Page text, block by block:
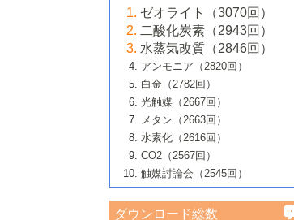
大学：オンライン・対面開催）
6号 メタン転換技術の最新動向
B号 第125回触媒討論会（2020年・工学
院大学）
5号 固体触媒による含窒素有機化合物変
換の最前線
6号 貴金属使用量低減に向けた自動車排
ガス浄化触媒の開発
B号 第123回触媒討論会（2019年・大阪
B号 第121回触媒討論会（2018年・東京
大学）
5号 水素のふるまいを解き明かす最先端
研究
6号 低級アルカンの有効利用のための触
媒技術
B号 第119回触媒討論会（2017年・首都
大学東京）
媒技術
3号 触媒研究の最先端～とびたて若き研究
者たち～（1）
4号 触媒研究の最先端～とびたて若き研究
者たち～（2）
5号 触媒研究の最先端～とびたて若き研究
者たち～（3）
6号 イオニクス材料と燃料電池・電解合成
の最新の研究動向
B号 第117回触媒討論会（2016年・大阪府
立大学）
2号 石油精製用触媒の最近の進展
3号 固体酸化物形燃料電池（SOFC）におけ
るアノード触媒上での燃料直接改質技術
4号 コアシェル構造の制御による触媒機能
5号 工業触媒およびその周辺技術の最近の
進歩
6号 ナノシート
B号 第115回触媒討論会（2015年・成蹊大
2号 光触媒反応機構に関する最新の研究動
向
開発動向
4号 人工光合成に向けた近年のアプローチ
5号 未利用熱エネルギーの有効活用に貢献
する触媒技術
6号 ポリオキソメタレート
B号 第113回触媒討論会（2014年・ロワジ
ールホテル豊橋）
1号 高耐久性燃料電池システム用触媒にお
ける新展開
2号 リビングラジカル重合の最近の動向
3号 天然ガスの化学工業的展開に関する触
媒技術
4号 貴金属触媒の精密構造制御とその活用
5号 バイオマス化成品製造のための固体触
6号 ナノ空間─吸着状態解析から新機能開拓
▼54巻（2012年）
1号 規則性多孔体の利用技術における最近
の進歩
2号 第109回触媒討論会
3号 貴金属低減技術の最新動向
4号 貴金属代替技術の最新動向
5号 光触媒による物質変換反応の新展開
6号 グラフェン
7号 水素を利用する化成品合成の新潮流
▼53巻（2011年）
1号 金属学から見る合金触媒の新展開
2号 第107回触媒討論会
3号 触媒のその場観察法の進歩（１）
4号 触媒のその場観察法の進歩（２）
5号 不活性結合の触媒的活性化による有機
合成
6号 新しい固体酸触媒技術
▼52巻（2010年）
1号 触媒の劣化対策と長寿命触媒開発
2号 第105回触媒討論会
3号 ナノ構造が拓く新機能
4号 活性サイトおよびその環境の精密な設
計による触媒の高機能化
5号 触媒を有効に使うための技術
1号 炭素材料－熱い注目を集める材料－
2号 第103回触媒討論会
3号 環境浄化用光触媒の現状と課題
4号 水素社会の実現に向けた水素製造・貯
蔵技術の進歩
▼50巻（2008年）
1号 触媒化学と学会のこの10年，半世紀，
そして未来
2号 第101回触媒討論会
▼49巻（2007年）
1号 含フッ素化合物の合成と触媒
2号 第99回触媒討論会
3号 実用的ファインケミカル合成プロセス
▼48巻（2006年）
1号 固体酸触媒の最近の進歩
2号 第97回触媒討論会
1号 最近の触媒担体とその効果
▼46巻（2004年）
ゼオライト（3070回）
二酸化炭素（2943回）
水蒸気改質（2846回）
アンモニア（2820回）
白金（2782回）
光触媒（2667回）
メタン（2663回）
水素化（2616回）
CO2（2567回）
触媒討論会（2545回）
ダウンロード総数